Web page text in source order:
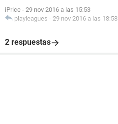
iPrice - 29 nov 2016 a las 15:53
playleagues - 29 nov 2016 a las 18:58
2 respuestas